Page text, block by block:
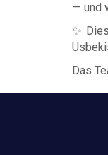
— und
✨
Das